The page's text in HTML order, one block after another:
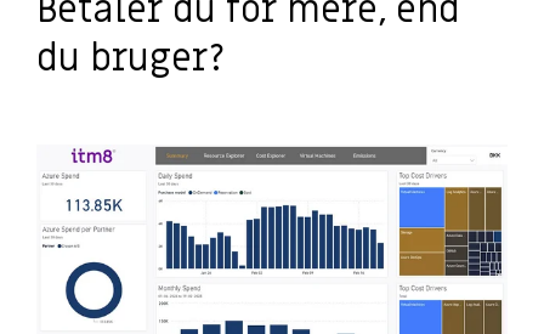
Betaler du for mere, end
du bruger?